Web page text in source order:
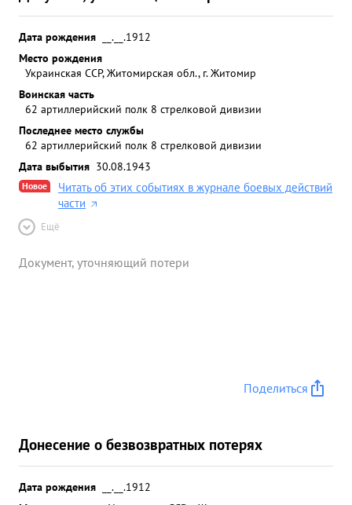
Дата рождения
__.__.1912
Место рождения
Украинская ССР, Житомирская обл., г. Житомир
Воинская часть
62 артиллерийский полк 8 стрелковой дивизии
Последнее место службы
62 артиллерийский полк 8 стрелковой дивизии
Дата выбытия 30.08.1943
Новое
Читать об этих событиях в журнале боевых действий
части
Ещё
Документ, уточняющий потери
Поделиться
Донесение о безвозвратных потерях
Дата рождения
__.__.1912